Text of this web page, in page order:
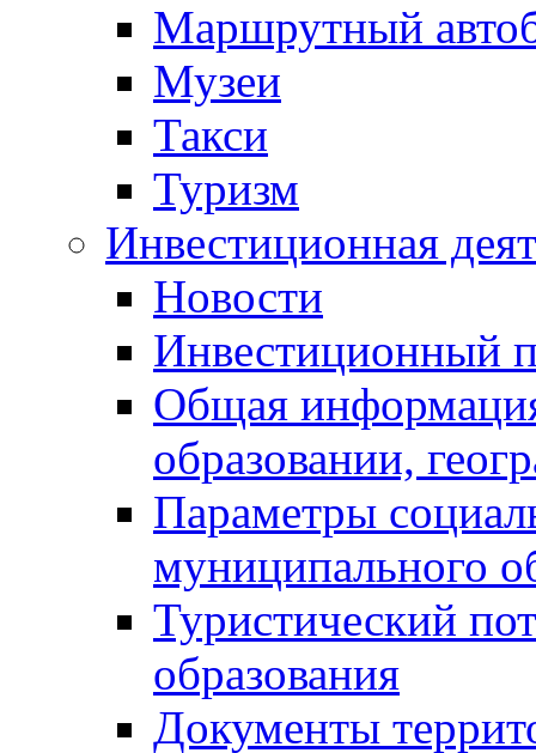
Маршрутный
Музеи
Такси
Туризм
Инвестиционная
Новости
Инвестиционный
Общая
образовании,
Параметры
муниципального
Туристический
образования
Документы